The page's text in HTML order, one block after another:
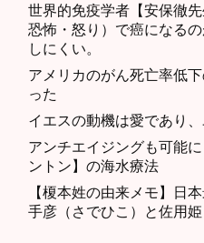
世界的免疫学者【安保徹
恐怖・怒り）で癌になる
しにくい。
アメリカのがん死亡率低
った
イエスの動機は愛であり
アンチエイジングも可能
ントン】の海水療法
【榎本姓の由来メモ】日
手彦（さでひこ）と佐用姫